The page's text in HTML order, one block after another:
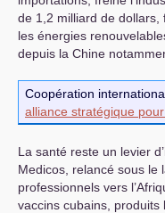
de 1,2 milliard de dollars,
les énergies
depuis la Chine
Coopération
alliance stratégique pour
La santé reste un levier
Medicos, relancé sous le
professionnels vers
vaccins cubains,